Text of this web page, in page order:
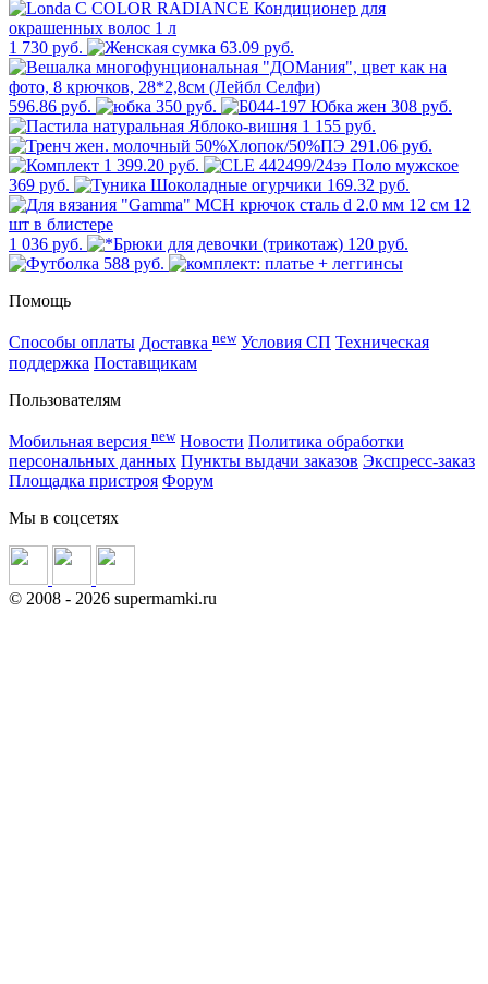
1 730 руб. 63.09 руб.
596.86 руб. 350 руб.
308 руб.
1 155 руб.
291.06 руб.
1 399.20 руб.
369 руб.
169.32 руб.
1 036 руб.
120 руб.
588 руб.
Помощь
Способы оплаты Доставка new Условия СП Техническая
поддержка Поставщикам
Пользователям
Мобильная версия new Новости Политика обработки
персональных данных Пункты выдачи заказов Экспресс-заказ
Площадка пристроя Форум
Мы в соцсетях
© 2008 - 2026 supermamki.ru